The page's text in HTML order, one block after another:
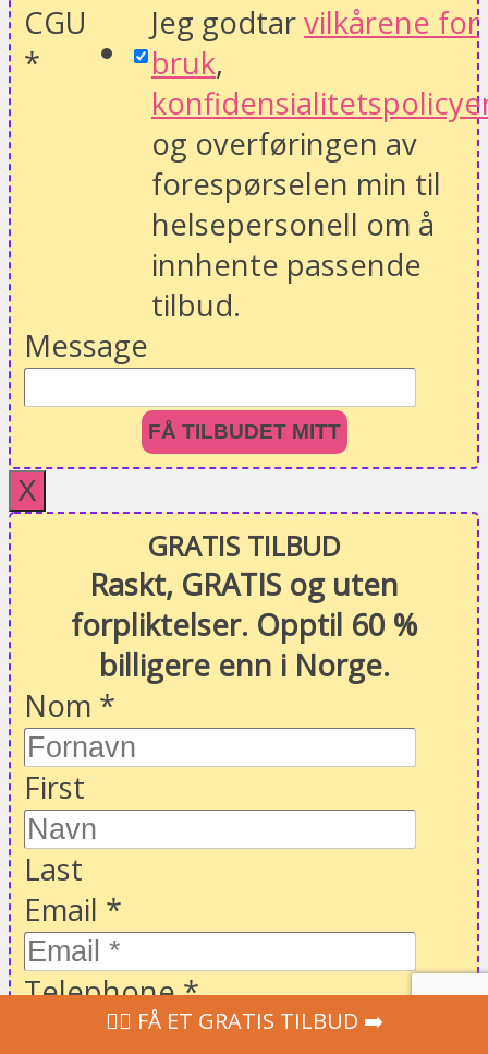
CGU
*
Jeg godtarvilkårene for
bruk,
og overføringen av
forespørselen min til
helsepersonell om å
innhente passende
tilbud.
Message
FÅ TILBUDET MITT
X
GRATIS TILBUD
Raskt, GRATIS og uten
forpliktelser. Opptil 60 %
billigere enn i Norge.
Nom *
First
Last
Email *
Telephone*
‍👩‍⚕ FÅ ET GRATIS TILBUD ➡️